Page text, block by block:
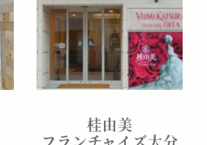
桂由美